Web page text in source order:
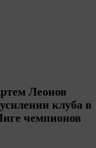
Леонов
клуба в
чемпионов